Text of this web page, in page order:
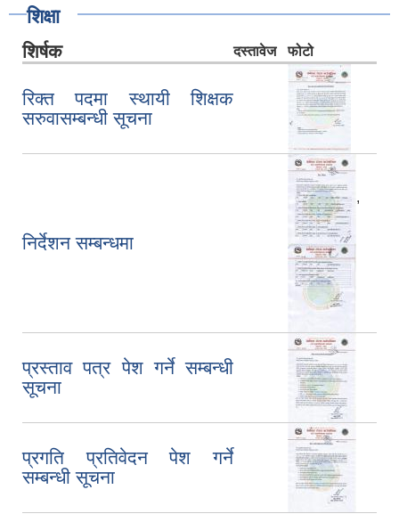
शिक्षा
शिर्षक दस्तावेज फोटो
रिक्त पदमा स्थायी शिक्षक
सरुवासम्बन्धी सूचना
निर्देशन सम्बन्धमा
,
प्रस्ताव पत्र पेश गर्ने सम्बन्धी
सूचना
प्रगति प्रतिवेदन पेश गर्ने
सम्बन्धी सूचना